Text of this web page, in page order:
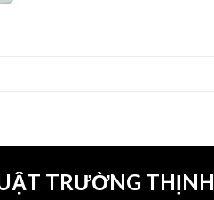
TRƯỜNG THỊNH